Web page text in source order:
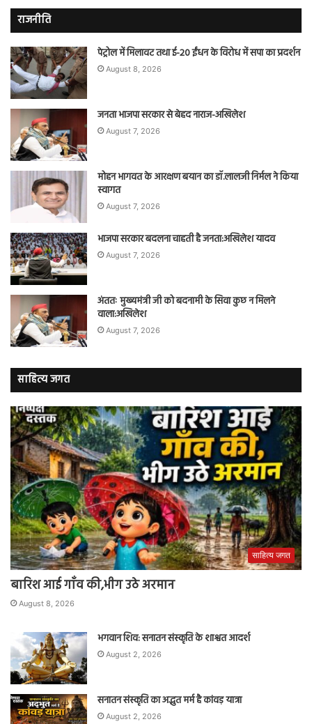
राजनीति
पेट्रोल में मिलावट तथा ई-20 ईंधन के विरोध में सपा का प्रदर्शन
August 8, 2026
जनता भाजपा सरकार से बेहद नाराज-अखिलेश
August 7, 2026
मोहन भागवत के आरक्षण बयान का डॉ.लालजी निर्मल ने किया
स्वागत
August 7, 2026
भाजपा सरकार बदलना चाहती है जनता:अखिलेश यादव
August 7, 2026
अंततः मुख्यमंत्री जी को बदनामी के सिवा कुछ न मिलने
वाला:अखिलेश
August 7, 2026
साहित्य जगत
साहित्य जगत
बारिश आई गाँव की,भीग उठे अरमान
August 8, 2026
भगवान शिव: सनातन संस्कृति के शाश्वत आदर्श
August 2, 2026
सनातन संस्कृति का अद्भुत मर्म है कांवड़ यात्रा
August 2, 2026